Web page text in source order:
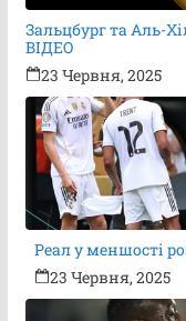
Зальцбург та Аль-
ВІДЕО
23 Червня, 2025
Реал у меншості
23 Червня, 2025